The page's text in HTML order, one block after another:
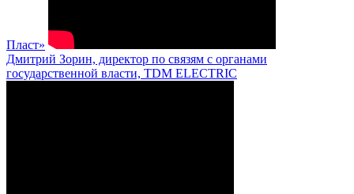
Пласт»
Дмитрий Зорин, директор по связям с органами
государственной власти, TDM ELECTRIC